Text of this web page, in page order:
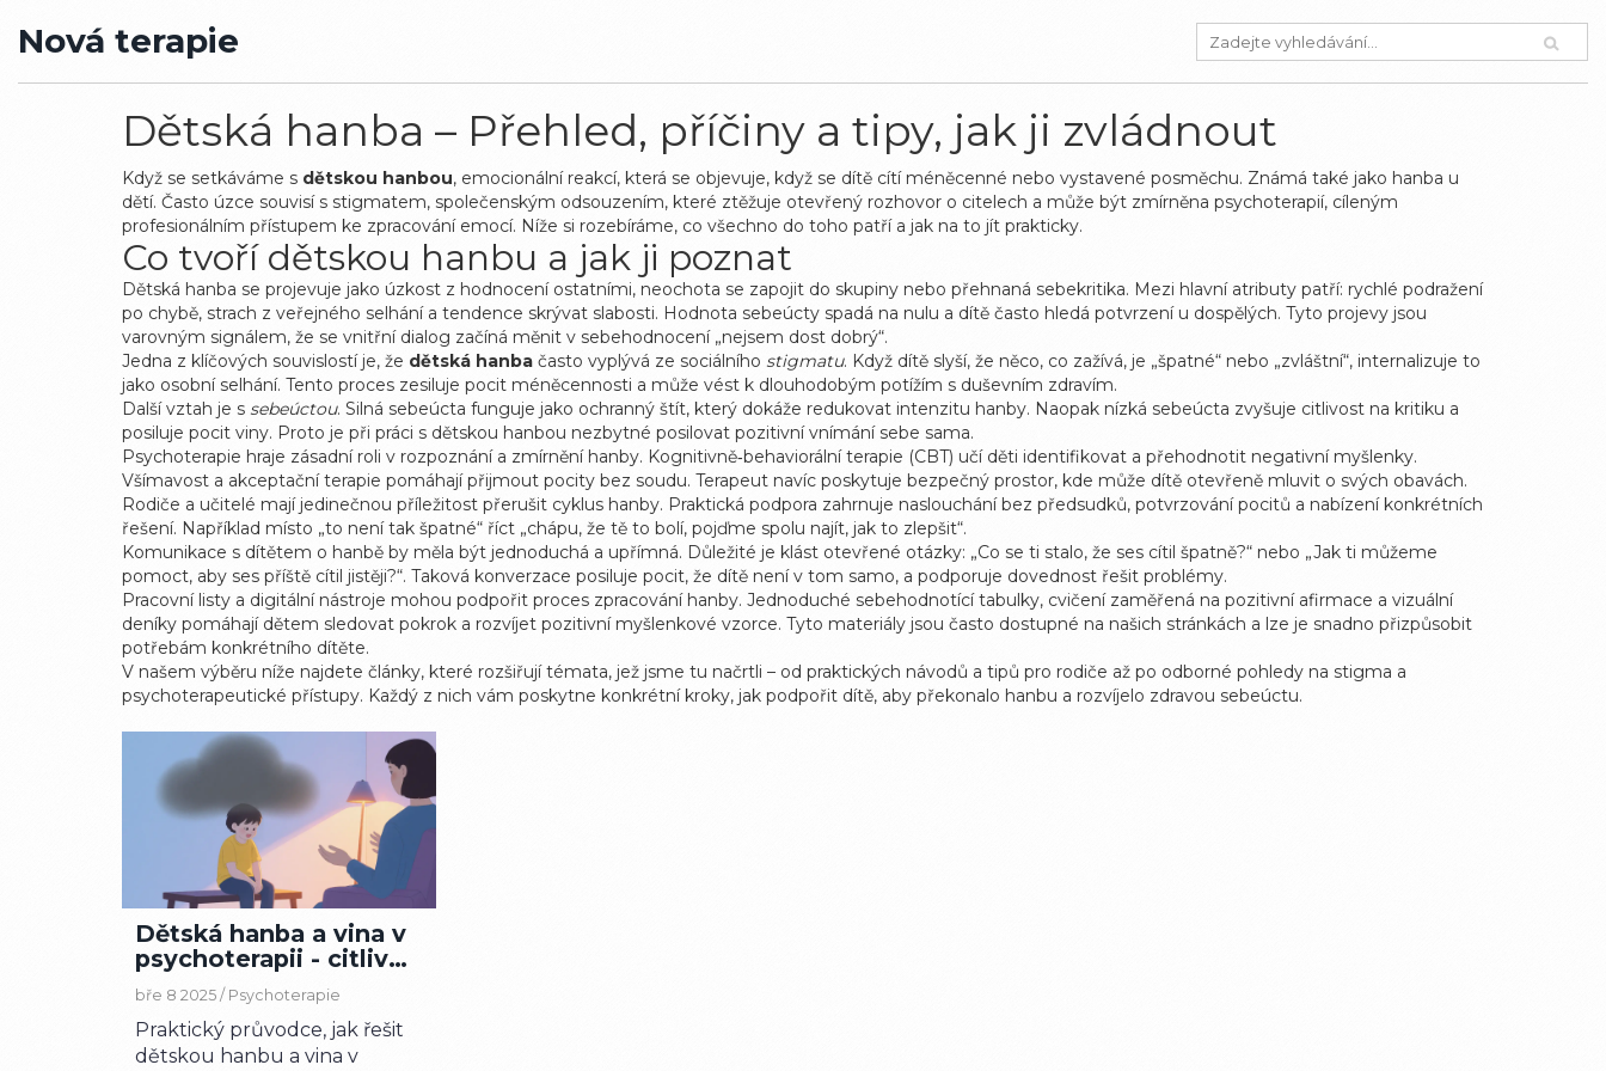
Nová terapie
Dětská hanba – Přehled, příčiny a tipy, jak ji zvládnout
Když se setkáváme s dětskou hanbou, emocionální reakcí, která se objevuje, když se dítě cítí méněcenné nebo vystavené posměchu. Známá také jako hanba u
dětí. Často úzce souvisí s stigmatem, společenským odsouzením, které ztěžuje otevřený rozhovor o citelech a může být zmírněna psychoterapií, cíleným
profesionálním přístupem ke zpracování emocí. Níže si rozebíráme, co všechno do toho patří a jak na to jít prakticky.
Co tvoří dětskou hanbu a jak ji poznat
Dětská hanba se projevuje jako úzkost z hodnocení ostatními, neochota se zapojit do skupiny nebo přehnaná sebekritika. Mezi hlavní atributy patří: rychlé podražení
po chybě, strach z veřejného selhání a tendence skrývat slabosti. Hodnota sebeúcty spadá na nulu a dítě často hledá potvrzení u dospělých. Tyto projevy jsou
varovným signálem, že se vnitřní dialog začíná měnit v sebehodnocení „nejsem dost dobrý“.
Jedna z klíčových souvislostí je, že dětská hanba často vyplývá ze sociálního stigmatu. Když dítě slyší, že něco, co zažívá, je „špatné“ nebo „zvláštní“, internalizuje to
jako osobní selhání. Tento proces zesiluje pocit méněcennosti a může vést k dlouhodobým potížím s duševním zdravím.
Další vztah je s sebeúctou. Silná sebeúcta funguje jako ochranný štít, který dokáže redukovat intenzitu hanby. Naopak nízká sebeúcta zvyšuje citlivost na kritiku a
posiluje pocit viny. Proto je při práci s dětskou hanbou nezbytné posilovat pozitivní vnímání sebe sama.
Psychoterapie hraje zásadní roli v rozpoznání a zmírnění hanby. Kognitivně‑behaviorální terapie (CBT) učí děti identifikovat a přehodnotit negativní myšlenky.
Všímavost a akceptační terapie pomáhají přijmout pocity bez soudu. Terapeut navíc poskytuje bezpečný prostor, kde může dítě otevřeně mluvit o svých obavách.
Rodiče a učitelé mají jedinečnou příležitost přerušit cyklus hanby. Praktická podpora zahrnuje naslouchání bez předsudků, potvrzování pocitů a nabízení konkrétních
řešení. Například místo „to není tak špatné“ říct „chápu, že tě to bolí, pojďme spolu najít, jak to zlepšit“.
Komunikace s dítětem o hanbě by měla být jednoduchá a upřímná. Důležité je klást otevřené otázky: „Co se ti stalo, že ses cítil špatně?“ nebo „Jak ti můžeme
pomoct, aby ses příště cítil jistěji?“. Taková konverzace posiluje pocit, že dítě není v tom samo, a podporuje dovednost řešit problémy.
Pracovní listy a digitální nástroje mohou podpořit proces zpracování hanby. Jednoduché sebehodnotící tabulky, cvičení zaměřená na pozitivní afirmace a vizuální
deníky pomáhají dětem sledovat pokrok a rozvíjet pozitivní myšlenkové vzorce. Tyto materiály jsou často dostupné na našich stránkách a lze je snadno přizpůsobit
potřebám konkrétního dítěte.
V našem výběru níže najdete články, které rozšiřují témata, jež jsme tu načrtli – od praktických návodů a tipů pro rodiče až po odborné pohledy na stigma a
psychoterapeutické přístupy. Každý z nich vám poskytne konkrétní kroky, jak podpořit dítě, aby překonalo hanbu a rozvíjelo zdravou sebeúctu.
Dětská hanba a vina v
psychoterapii - citlivé
metody a nástroje
bře 8 2025 / Psychoterapie
Praktický průvodce, jak řešit
dětskou hanbu a vina v